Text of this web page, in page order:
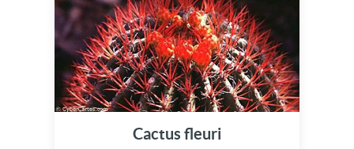
Cactus fleuri